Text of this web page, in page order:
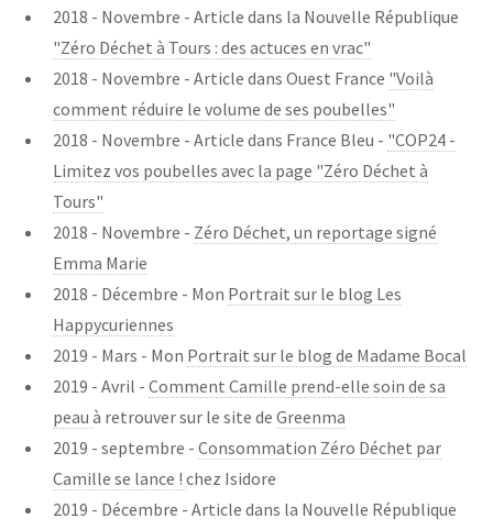
2018 - Novembre - Article dans la Nouvelle République
"Zéro Déchet à Tours : des actuces en vrac"
2018 - Novembre - Article dans Ouest France "Voilà
comment réduire le volume de ses poubelles"
2018 - Novembre - Article dans France Bleu - "COP24 -
Limitez vos poubelles avec la page "Zéro Déchet à
Tours"
2018 - Novembre - Zéro Déchet, un reportage signé
Emma Marie
2018 - Décembre - Mon Portrait sur le blog Les
Happycuriennes
2019 - Mars - Mon Portrait sur le blog de Madame Bocal
2019 - Avril - Comment Camille prend-elle soin de sa
peau à retrouver sur le site de Greenma
2019 - septembre - Consommation Zéro Déchet par
Camille se lance ! chez Isidore
2019 - Décembre - Article dans la Nouvelle République